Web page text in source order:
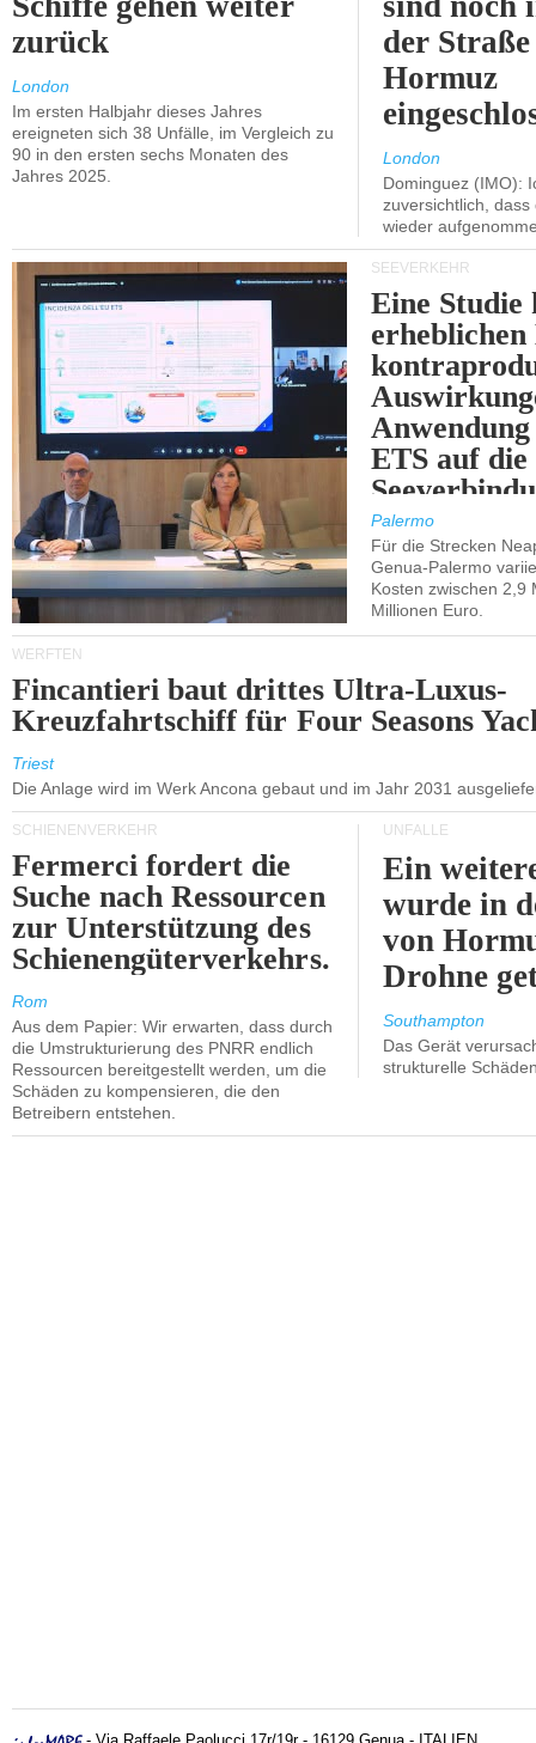
zurück
London
Im ersten Halbjahr dieses Jahres
ereigneten sich 38 Unfälle, im Vergleich zu
90 in den ersten sechs Monaten des
Jahres 2025.
der
Hormuz
London
Dominguez (IMO):
zuversichtlich,
wieder
SEEVERKEHR
Eine Studie
ETS auf die
Palermo
Für die Strecken
Genua-Palermo
Kosten zwischen 2,9
Millionen Euro.
WERFTEN
Fincantieri baut drittes Ultra-Luxus-
Kreuzfahrtschiff für Four Seasons
Triest
Die Anlage wird im Werk Ancona gebaut und im Jahr 2031
SCHIENENVERKEHR
Fermerci fordert die
Suche nach Ressourcen
zur Unterstützung des
Schienengüterverkehrs.
Rom
Aus dem Papier: Wir erwarten, dass durch
die Umstrukturierung des PNRR endlich
Ressourcen bereitgestellt werden, um die
Schäden zu kompensieren, die den
Betreibern entstehen.
UNFÄLLE
Ein
wurde in
von
Drohne
Southampton
Das Gerät
strukturelle